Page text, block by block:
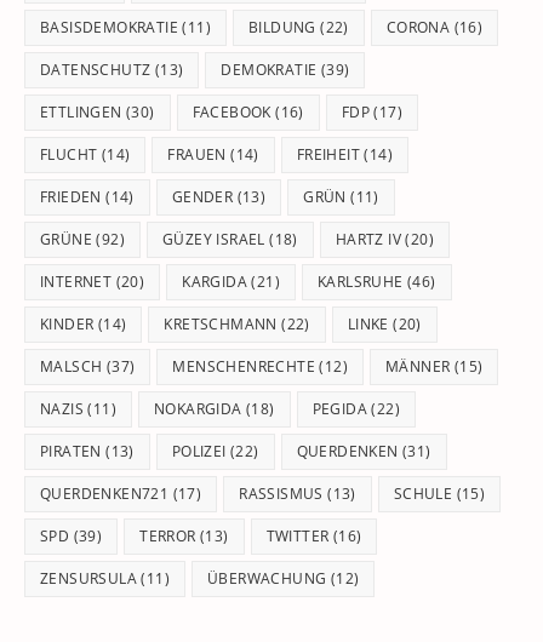
BASISDEMOKRATIE (11) BILDUNG (22) CORONA (16)
DATENSCHUTZ (13) DEMOKRATIE (39)
ETTLINGEN (30) FACEBOOK (16) FDP(17)
FLUCHT (14) FRAUEN (14) FREIHEIT(14)
FRIEDEN (14) GENDER (13) GRÜN (11)
GRÜNE (92) GÜZEY ISRAEL (18) HARTZ IV(20)
INTERNET (20) KARGIDA(21) KARLSRUHE (46)
KINDER (14) KRETSCHMANN (22) LINKE (20)
MALSCH (37) MENSCHENRECHTE (12) MÄNNER (15)
NAZIS (11) NOKARGIDA (18) PEGIDA(22)
PIRATEN (13) POLIZEI (22) QUERDENKEN (31)
QUERDENKEN721 (17) RASSISMUS (13) SCHULE (15)
SPD (39) TERROR (13) TWITTER (16)
ZENSURSULA(11) ÜBERWACHUNG (12)